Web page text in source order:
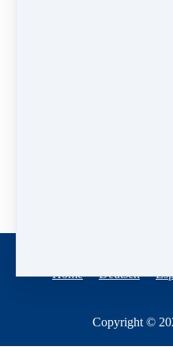
Home Deutsch
Copyright ©